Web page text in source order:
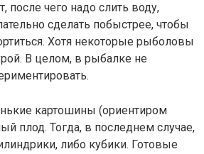
после чего надо слить воду,
сделать побыстрее, чтобы
Хотя некоторые рыболовы
В целом, в рыбалке не
картошины (ориентиром
плод. Тогда, в последнем случае,
либо кубики. Готовые